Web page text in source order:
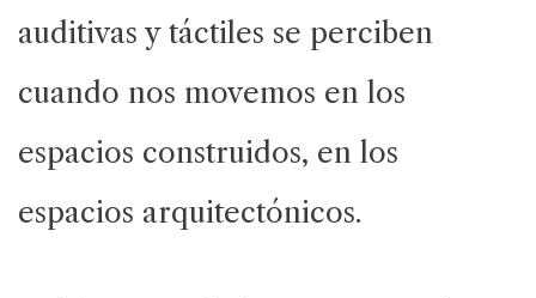
auditivas y táctiles se perciben
cuando nos movemos en los
espacios construidos, en los
espacios arquitectónicos.